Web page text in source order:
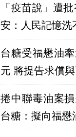
「疫苗說」遭
安：人民記憶洗
台糖受福懋油
元 將提告求償
捲中聯毒油案
台糖：擬向福懋